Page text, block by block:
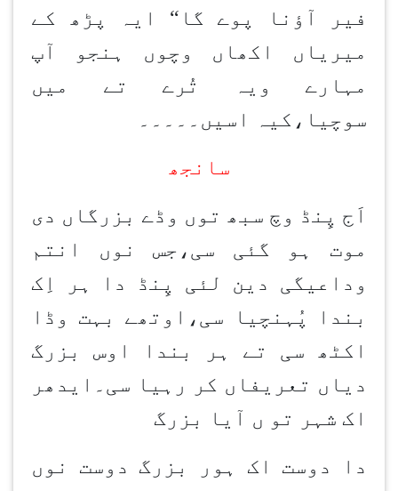
فیر آؤنا پوے گا“ ایہ پڑھ کے
میریاں اکھاں وچوں ہنجو آپ
مہارے ویہ تُرے تے میں
سوچیا،کیہ اسیں۔۔۔۔۔
سانجھ
اَج پِنڈ وچ سبھ توں وڈے بزرگاں دی
موت ہو گئی سی،جس نوں انتم
وداعیگی دین لئی پِنڈ دا ہر اِک
بندا پُہنچیا سی،اوتھے بہت وڈا
اکٹھ سی تے ہر بندا اوس بزرگ
دیاں تعریفاں کر رہیا سی۔ایدھر
اک شہر تو ں آیا بزرگ
دا دوست اک ہور بزرگ دوست نوں